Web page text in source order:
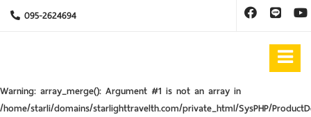
095-2624694
Warning: array_merge(): Argument #1 is not an array in
/home/starli/domains/starlighttravelth.com/private_html/SysPHP/